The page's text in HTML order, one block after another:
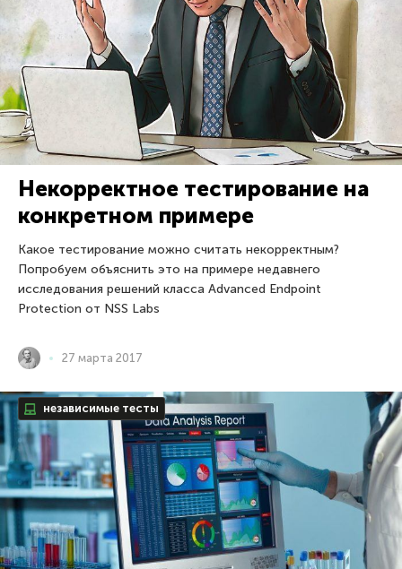
Некорректное тестирование на
конкретном примере
Какое тестирование можно считать некорректным?
Попробуем объяснить это на примере недавнего
исследования решений класса Advanced Endpoint
Protection от NSS Labs
27 марта 2017
независимые тесты